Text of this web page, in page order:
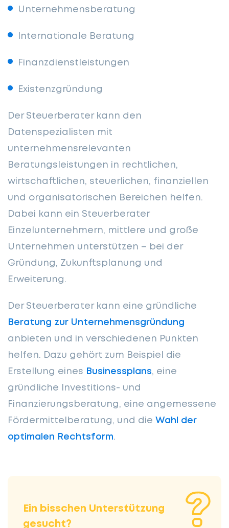
Unternehmensberatung
Internationale Beratung
Finanzdienstleistungen
Existenzgründung
Der Steuerberater kann den
Datenspezialisten mit
unternehmensrelevanten
Beratungsleistungen in rechtlichen,
wirtschaftlichen, steuerlichen, finanziellen
und organisatorischen Bereichen helfen.
Dabei kann ein Steuerberater
Einzelunternehmern, mittlere und große
Unternehmen unterstützen – bei der
Gründung, Zukunftsplanung und
Erweiterung.
Der Steuerberater kann eine gründliche
Beratung zur Unternehmensgründung
anbieten und in verschiedenen Punkten
helfen. Dazu gehört zum Beispiel die
Erstellung eines
Businessplans, eine
gründliche Investitions- und
Finanzierungsberatung, eine angemessene
Fördermittelberatung, und die Wahl der
optimalen Rechtsform.
Ein bisschen Unterstützung
gesucht?